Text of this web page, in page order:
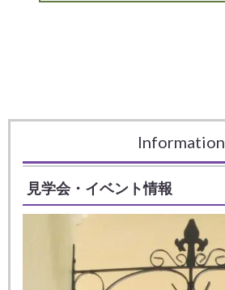
Information
見学会・イベント情報